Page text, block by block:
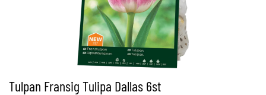
Tulpan Fransig Tulipa Dallas 6st